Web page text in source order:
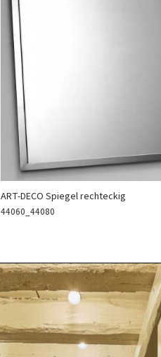
ART-DECO Spiegel rechteckig
44060_44080